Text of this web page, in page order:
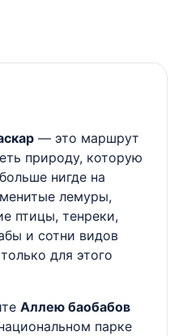
— это маршрут
природу, которую
нигде на
лемуры,
птицы, тенреки,
и сотни видов
для этого
Аллею баобабов
парке